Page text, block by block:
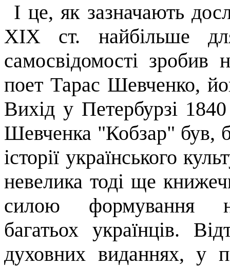
І це, як зазначають
XIX
ст. найб­ільше
самосвідомості
поет Тарас Шевченко,
Вихід у Петербурзі
Шев­ченка "Кобзар" був,
історії українського
невелика тоді ще
силою формування
багатьох українців.
духовних виданнях, у